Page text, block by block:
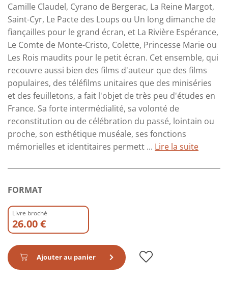
Camille Claudel, Cyrano de Bergerac, La Reine Margot,
Saint-Cyr, Le Pacte des Loups ou Un long dimanche de
fiançailles pour le grand écran, et La Rivière Espérance,
Le Comte de Monte-Cristo, Colette, Princesse Marie ou
Les Rois maudits pour le petit écran. Cet ensemble, qui
recouvre aussi bien des films d'auteur que des films
populaires, des téléfilms unitaires que des mini­séries
et des feuilletons, a fait l'objet de très peu d'études en
France. Sa forte intermédialité, sa volonté de
reconstitution ou de célébration du passé, lointain ou
proche, son esthétique muséale, ses fonctions
mémorielles et identitaires permett ... Lire la suite
FORMAT
Livre broché
26.00 €
Ajouter au panier